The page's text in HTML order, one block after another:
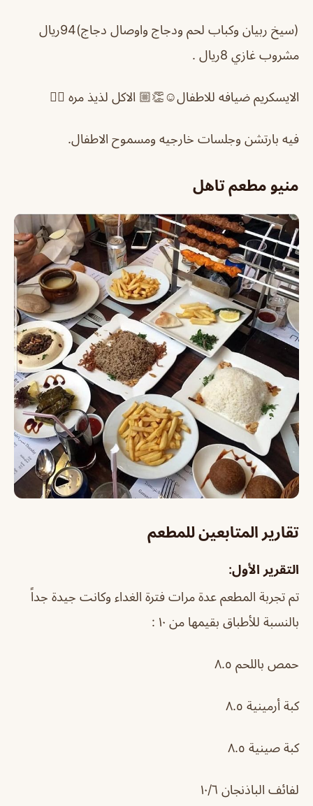
(سيخ ربيان وكباب لحم ودجاج واوصال دجاج)94ريال
مشروب غازي 8ريال .
الايسكريم ضيافه للاطفال☺️👏🏼 الاكل لذيذ مره 👍🏼
فيه بارتشن وجلسات خارجيه ومسموح الاطفال.
منيو مطعم تاهل
تقارير المتابعين للمطعم
التقرير الأول:
تم تجربة المطعم عدة مرات فترة الغداء وكانت جيدة جداً
بالنسبة للأطباق بقيمها من ١٠ :
حمص باللحم ٨.٥
كبة أرمينية ٨.٥
كبة صينية ٨.٥
لفائف الباذنجان ١٠/٦